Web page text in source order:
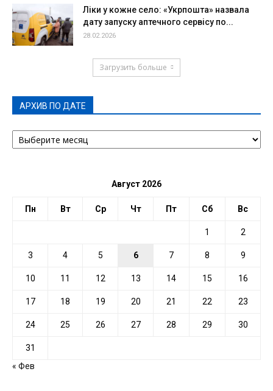
Ліки у кожне село: «Укрпошта» назвала
дату запуску аптечного сервісу по...
28.02.2026
Загрузить больше
АРХИВ ПО ДАТЕ
АРХИВ
ПО
Август 2026
Пн Вт Ср Чт Пт Сб Вс
1 2
3 4 5 6 7 8 9
10 11 12 13 14 15 16
17 18 19 20 21 22 23
24 25 26 27 28 29 30
31
« Фев